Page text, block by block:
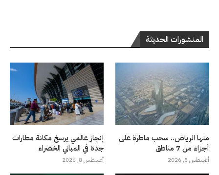
المنشورات الحديثة
منها الرياض.. سحب ماطرة على
أجزاء من 7 مناطق
أغسطس 8, 2026
إنجاز عالمي يرسخ مكانة مطارات
جدة في المباني الخضراء
أغسطس 8, 2026